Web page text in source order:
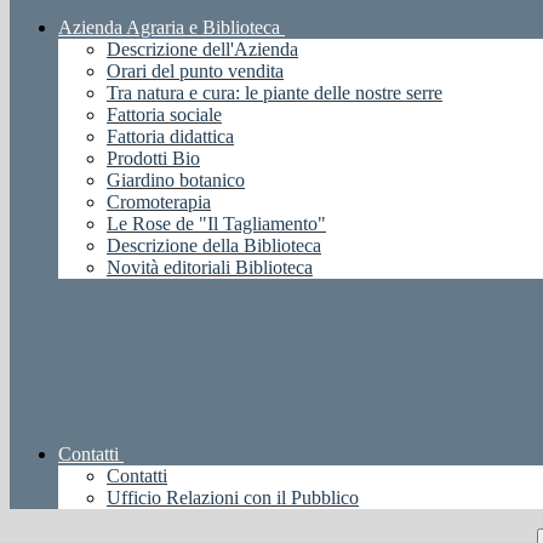
Azienda Agraria e Biblioteca
Descrizione dell'Azienda
Orari del punto vendita
Tra natura e cura: le piante delle nostre serre
Fattoria sociale
Fattoria didattica
Prodotti Bio
Giardino botanico
Cromoterapia
Le Rose de "Il Tagliamento"
Descrizione della Biblioteca
Novità editoriali Biblioteca
Contatti
Contatti
Ufficio Relazioni con il Pubblico